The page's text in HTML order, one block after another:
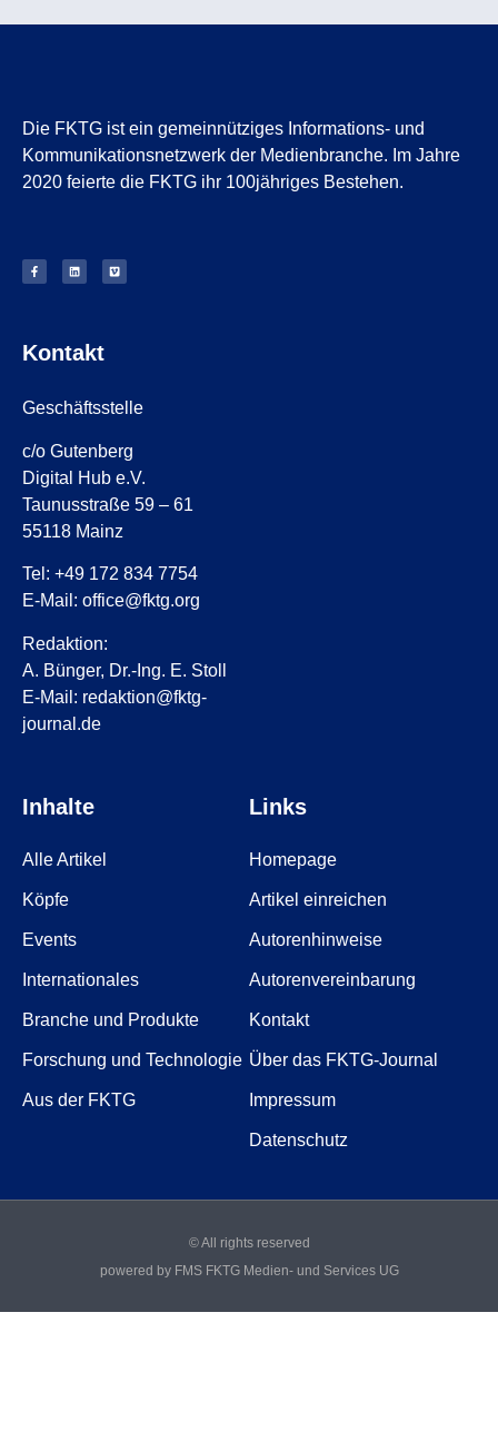
Die FKTG ist ein gemeinnütziges Informations- und
Kommunikationsnetzwerk der Medienbranche. Im Jahre
2020 feierte die FKTG ihr 100jähriges Bestehen.
Kontakt
Geschäftsstelle
c/o Gutenberg
Digital Hub e.V.
Taunusstraße 59 – 61
55118 Mainz
Tel: +49 172 834 7754
E-Mail: office@fktg.org
Redaktion:
A. Bünger, Dr.-Ing. E. Stoll
E-Mail: redaktion@fktg-
journal.de
Inhalte
Alle Artikel
Köpfe
Events
Internationales
Branche und Produkte
Forschung und Technologie
Aus der FKTG
Links
Homepage
Artikel einreichen
Autorenhinweise
Autorenvereinbarung
Kontakt
Über das FKTG-Journal
Impressum
Datenschutz
© All rights reserved
powered by FMS FKTG Medien- und Services UG